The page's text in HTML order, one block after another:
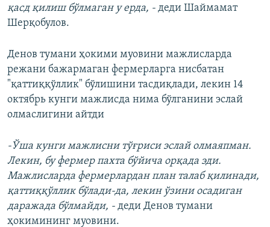
қасд қилиш бўлмаган у ерда, - деди Шаймамат
Шерқобулов.
Денов тумани ҳокими муовини мажлисларда
режани бажармаган фермерларга нисбатан
"қаттиққўллик" бўлишини тасдиқлади, лекин 14
октябрь кунги мажлисда нима бўлганини эслай
олмаслигини айтди
-Ўша кунги мажлисни тўғриси эслай олмаяпман.
Лекин, бу фермер пахта бўйича орқада эди.
Мажлисларда фермерлардан план талаб қилинади,
қаттиққўллик бўлади-да, лекин ўзини осадиган
даражада бўлмайди, - деди Денов тумани
ҳокимининг муовини.